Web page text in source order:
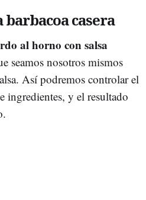
barbacoa casera
al horno con salsa
seamos nosotros mismos
Así podremos controlar el
ingredientes, y el resultado